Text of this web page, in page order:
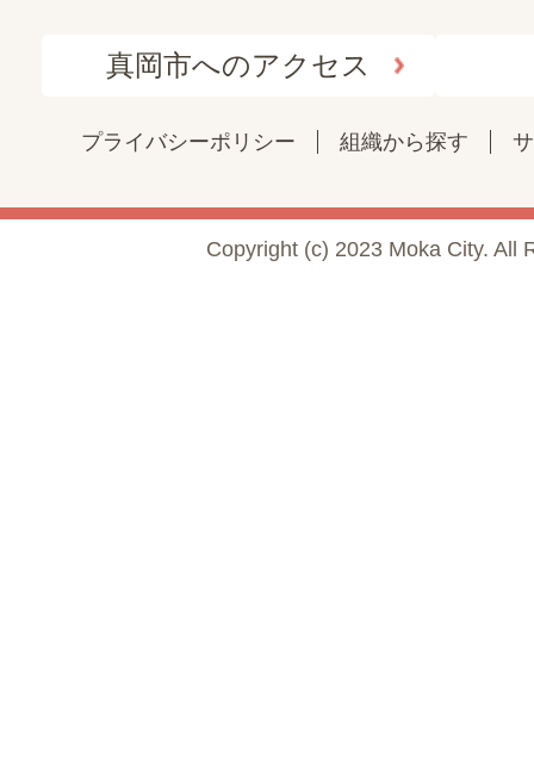
真岡市へのアクセス
プライバシーポリシー 組織から探す
Copyright (c) 2023 Moka City. All